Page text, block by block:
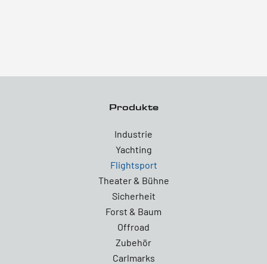
Produkte
Industrie
Yachting
Flightsport
Theater & Bühne
Sicherheit
Forst & Baum
Offroad
Zubehör
Carlmarks